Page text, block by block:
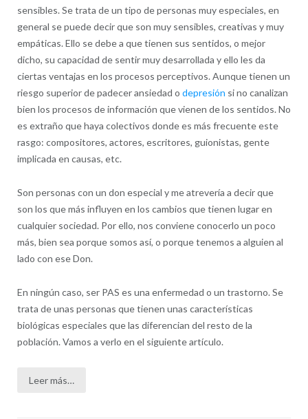
sensibles. Se trata de un tipo de personas muy especiales, en
general se puede decir que son muy sensibles, creativas y muy
empáticas. Ello se debe a que tienen sus sentidos, o mejor
dicho, su capacidad de sentir muy desarrollada y ello les da
ciertas ventajas en los procesos perceptivos. Aunque tienen un
riesgo superior de padecer ansiedad o depresión si no canalizan
bien los procesos de información que vienen de los sentidos. No
es extraño que haya colectivos donde es más frecuente este
rasgo: compositores, actores, escritores, guionistas, gente
implicada en causas, etc.
Son personas con un don especial y me atrevería a decir que
son los que más influyen en los cambios que tienen lugar en
cualquier sociedad. Por ello, nos conviene conocerlo un poco
más, bien sea porque somos así, o porque tenemos a alguien al
lado con ese Don.
En ningún caso, ser PAS es una enfermedad o un trastorno. Se
trata de unas personas que tienen unas características
biológicas especiales que las diferencian del resto de la
población. Vamos a verlo en el siguiente artículo.
Leer más…